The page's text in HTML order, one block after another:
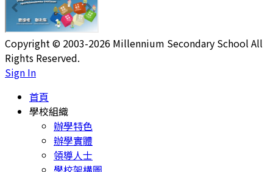
Copyright © 2003-2026 Millennium Secondary School All
Rights Reserved.
Sign In
首頁
學校組織
辦學特色
辦學實體
領導人士